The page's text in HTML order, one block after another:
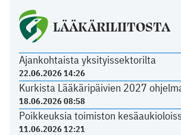
LÄÄKÄRILIITOSTA
Ajankohtaista yksityissektorilta
22.06.2026 14:26
Kurkista Lääkäripäivien 2027
18.06.2026 08:58
Poikkeuksia toimiston
11.06.2026 12:21